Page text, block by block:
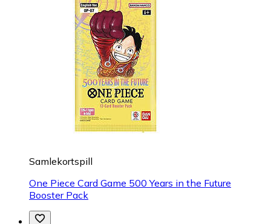
Samlekortspill
One Piece Card Game 500 Years in the Future
Booster Pack